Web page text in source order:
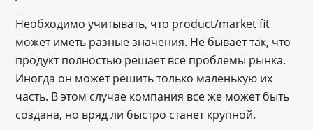
Необходимо учитывать, что product/market fit
может иметь разные значения. Не бывает так, что
продукт полностью решает все проблемы рынка.
Иногда он может решить только маленькую их
часть. В этом случае компания все же может быть
создана, но вряд ли быстро станет крупной.